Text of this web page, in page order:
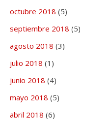
octubre 2018 (5)
septiembre 2018 (5)
agosto 2018 (3)
julio 2018 (1)
junio 2018 (4)
mayo 2018 (5)
abril 2018 (6)